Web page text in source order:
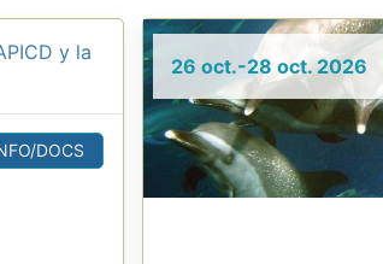
y la
DOCS
26 oct.-28 oct. 2026